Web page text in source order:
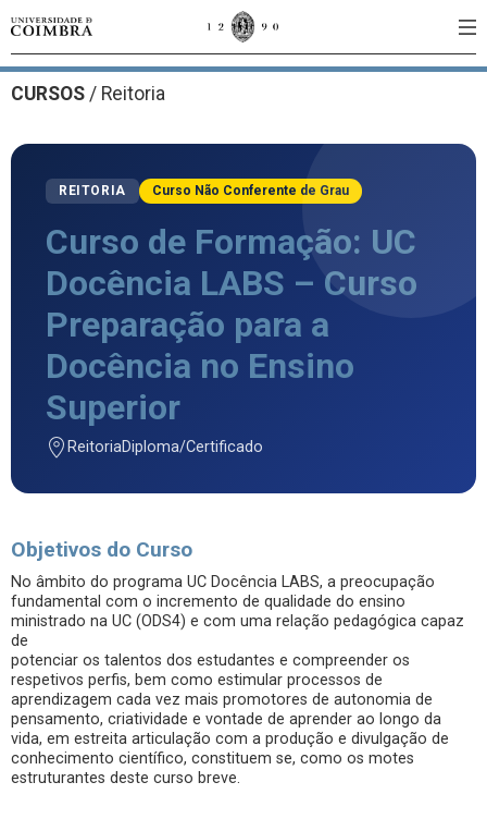
CURSOS / Reitoria
REITORIA Curso Não Conferente de Grau
Curso de Formação: UC
Docência LABS – Curso
Preparação para a
Docência no Ensino
Superior
ReitoriaDiploma/Certificado
Objetivos do Curso
No âmbito do programa UC Docência LABS, a preocupação
fundamental com o incremento de qualidade do ensino
ministrado na UC (ODS4) e com uma relação pedagógica capaz
de
potenciar os talentos dos estudantes e compreender os
respetivos perfis, bem como estimular processos de
aprendizagem cada vez mais promotores de autonomia de
pensamento, criatividade e vontade de aprender ao longo da
vida, em estreita articulação com a produção e divulgação de
conhecimento científico, constituem se, como os motes
estruturantes deste curso breve.